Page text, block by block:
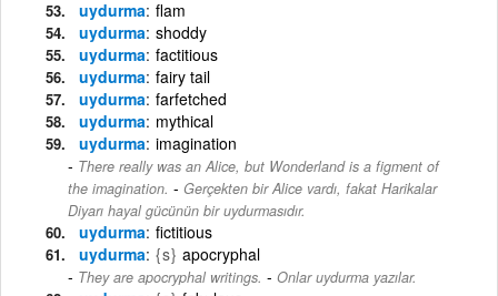
uydurma flam
uydurma shoddy
uydurma factitious
uydurma fairy tail
uydurma farfetched
uydurma mythical
uydurma imagination
There really was an Alice, but Wonderland is a figment of
the imagination. - Gerçekten bir Alice vardı, fakat Harikalar
Diyarı hayal gücünün bir uydurmasıdır.
uydurma fictitious
uydurma {s} apocryphal
They are apocryphal writings. - Onlar uydurma yazılar.